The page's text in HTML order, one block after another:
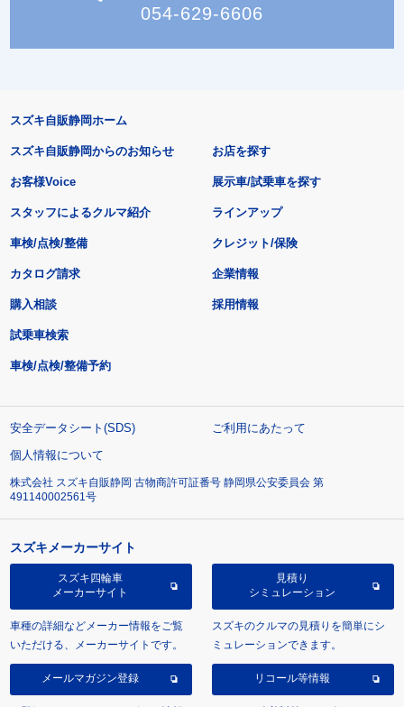
054-629-6606
スズキ自販静岡ホーム
スズキ自販静岡からのお知らせ
お客様Voice
スタッフによるクルマ紹介
お店を探す
展示車/試乗車を探す
ラインアップ
車検/点検/整備 クレジット/保険
カタログ請求
購入相談
試乗車検索
車検/点検/整備予約
企業情報
採用情報
安全データシート(SDS)
ご利用にあたって
個人情報について
株式会社 スズキ自販静岡 古物商許可証番号 静岡県公安委員会 第
491140002561号
スズキメーカーサイト
スズキ四輪車
メーカーサイト
車種の詳細などメーカー情報をご覧
いただける、メーカーサイトです。
見積り
シミュレーション
スズキのクルマの見積りを簡単にシ
ミュレーションできます。
メールマガジン登録 リコール等情報